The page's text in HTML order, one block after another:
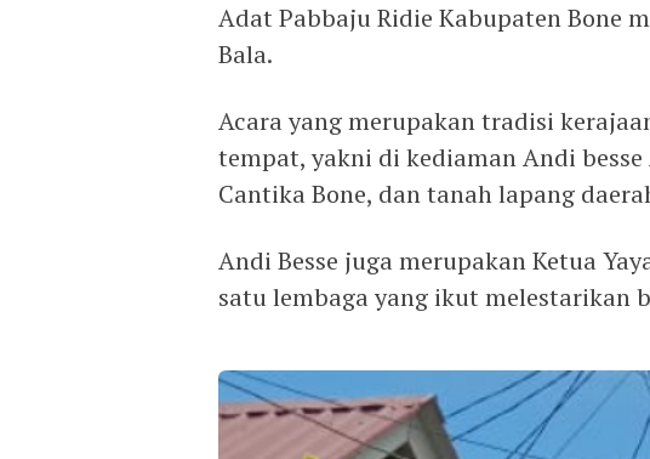
Adat Pabbaju Ridie Kabupaten Bone
Bala.
Acara yang merupakan tradisi
tempat, yakni di kediaman Andi
Cantika Bone, dan tanah lapang
Andi Besse juga merupakan Ketua
satu lembaga yang ikut melestarikan